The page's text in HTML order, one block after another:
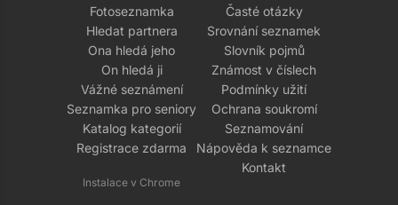
Přejít na hlavní obsah
Fotoseznamka
Hledat partnera
Ona hledá jeho
On hledá ji
Vážné seznámení
Seznamka pro seniory
Katalog kategorií
Registrace zdarma
Instalace v Chrome
Časté otázky
Srovnání seznamek
Slovník pojmů
Známost v číslech
Podmínky užití
Ochrana soukromí
Seznamování
Nápověda k seznamce
Kontakt